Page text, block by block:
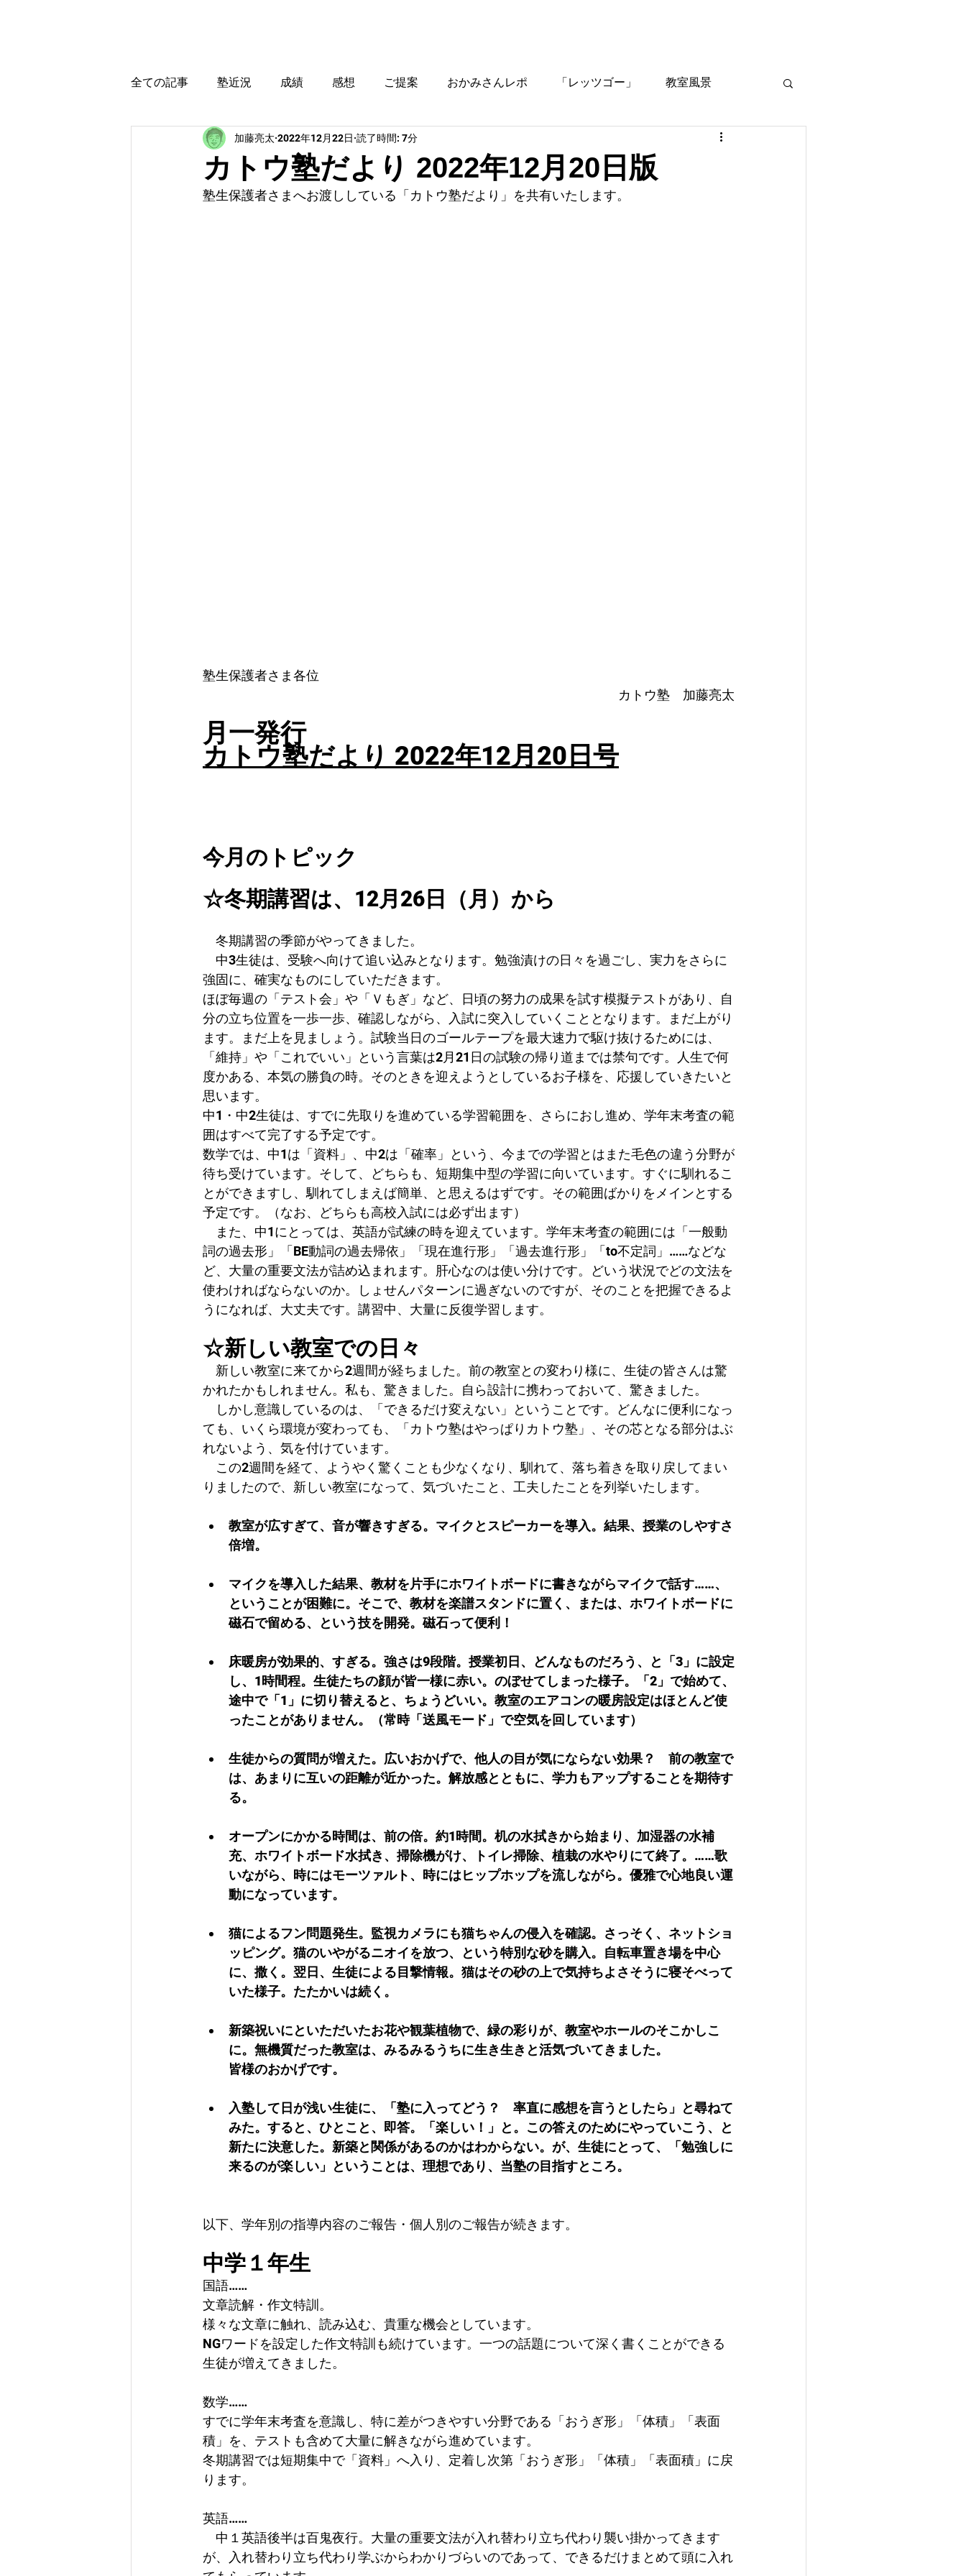
全ての記事 塾近況 成績 感想 ご提案 おかみさんレポ 「レッツゴー」 教室風景
育児・教育本感想 受験に役立つ情報
カトウ塾だより 2022年12月20日版
加藤亮太 2022年12月22日 読了時間: 7分
塾生保護者さまへお渡ししている「カトウ塾だより」を共有いたします。
塾生保護者さま各位
カトウ塾　加藤亮太
月一発行
カトウ塾だより 2022年12月20日号
今月のトピック
☆冬期講習は、12月26日（月）から
冬期講習の季節がやってきました。
中3生徒は、受験へ向けて追い込みとなります。勉強漬けの日々を過ごし、実力をさらに
強固に、確実なものにしていただきます。
ほぼ毎週の「テスト会」や「Ｖもぎ」など、日頃の努力の成果を試す模擬テストがあり、自
分の立ち位置を一歩一歩、確認しながら、入試に突入していくこととなります。まだ上がり
ます。まだ上を見ましょう。試験当日のゴールテープを最大速力で駆け抜けるためには、
「維持」や「これでいい」という言葉は2月21日の試験の帰り道までは禁句です。人生で何
度かある、本気の勝負の時。そのときを迎えようとしているお子様を、応援していきたいと
思います。
中1・中2生徒は、すでに先取りを進めている学習範囲を、さらにおし進め、学年末考査の範
囲はすべて完了する予定です。
数学では、中1は「資料」、中2は「確率」という、今までの学習とはまた毛色の違う分野が
待ち受けています。そして、どちらも、短期集中型の学習に向いています。すぐに馴れるこ
とができますし、馴れてしまえば簡単、と思えるはずです。その範囲ばかりをメインとする
予定です。（なお、どちらも高校入試には必ず出ます）
また、中1にとっては、英語が試練の時を迎えています。学年末考査の範囲には「一般動
詞の過去形」「BE動詞の過去帰依」「現在進行形」「過去進行形」「to不定詞」……などな
ど、大量の重要文法が詰め込まれます。肝心なのは使い分けです。どいう状況でどの文法を
使わければならないのか。しょせんパターンに過ぎないのですが、そのことを把握できるよ
うになれば、大丈夫です。講習中、大量に反復学習します。
☆新しい教室での日々
新しい教室に来てから2週間が経ちました。前の教室との変わり様に、生徒の皆さんは驚
かれたかもしれません。私も、驚きました。自ら設計に携わっておいて、驚きました。
しかし意識しているのは、「できるだけ変えない」ということです。どんなに便利になっ
ても、いくら環境が変わっても、「カトウ塾はやっぱりカトウ塾」、その芯となる部分はぶ
れないよう、気を付けています。
この2週間を経て、ようやく驚くことも少なくなり、馴れて、落ち着きを取り戻してまい
りましたので、新しい教室になって、気づいたこと、工夫したことを列挙いたします。
教室が広すぎて、音が響きすぎる。マイクとスピーカーを導入。結果、授業のしやすさ
倍増。
マイクを導入した結果、教材を片手にホワイトボードに書きながらマイクで話す……、
ということが困難に。そこで、教材を楽譜スタンドに置く、または、ホワイトボードに
磁石で留める、という技を開発。磁石って便利！
床暖房が効果的、すぎる。強さは9段階。授業初日、どんなものだろう、と「3」に設定
し、1時間程。生徒たちの顔が皆一様に赤い。のぼせてしまった様子。「2」で始めて、
途中で「1」に切り替えると、ちょうどいい。教室のエアコンの暖房設定はほとんど使
ったことがありません。（常時「送風モード」で空気を回しています）
生徒からの質問が増えた。広いおかげで、他人の目が気にならない効果？　前の教室で
は、あまりに互いの距離が近かった。解放感とともに、学力もアップすることを期待す
る。
オープンにかかる時間は、前の倍。約1時間。机の水拭きから始まり、加湿器の水補
充、ホワイトボード水拭き、掃除機がけ、トイレ掃除、植栽の水やりにて終了。……歌
いながら、時にはモーツァルト、時にはヒップホップを流しながら。優雅で心地良い運
動になっています。
猫によるフン問題発生。監視カメラにも猫ちゃんの侵入を確認。さっそく、ネットショ
ッピング。猫のいやがるニオイを放つ、という特別な砂を購入。自転車置き場を中心
に、撒く。翌日、生徒による目撃情報。猫はその砂の上で気持ちよさそうに寝そべって
いた様子。たたかいは続く。
新築祝いにといただいたお花や観葉植物で、緑の彩りが、教室やホールのそこかしこ
に。無機質だった教室は、みるみるうちに生き生きと活気づいてきました。
皆様のおかげです。
入塾して日が浅い生徒に、「塾に入ってどう？　率直に感想を言うとしたら」と尋ねて
みた。すると、ひとこと、即答。「楽しい！」と。この答えのためにやっていこう、と
新たに決意した。新築と関係があるのかはわからない。が、生徒にとって、「勉強しに
来るのが楽しい」ということは、理想であり、当塾の目指すところ。
以下、学年別の指導内容のご報告・個人別のご報告が続きます。
中学１年生
国語……
文章読解・作文特訓。
様々な文章に触れ、読み込む、貴重な機会としています。
NGワードを設定した作文特訓も続けています。一つの話題について深く書くことができる
生徒が増えてきました。
数学……
すでに学年末考査を意識し、特に差がつきやすい分野である「おうぎ形」「体積」「表面
積」を、テストも含めて大量に解きながら進めています。
冬期講習では短期集中で「資料」へ入り、定着し次第「おうぎ形」「体積」「表面積」に戻
ります。
英語……
中１英語後半は百鬼夜行。大量の重要文法が入れ替わり立ち代わり襲い掛かってきます
が、入れ替わり立ち代わり学ぶからわかりづらいのであって、できるだけまとめて頭に入れ